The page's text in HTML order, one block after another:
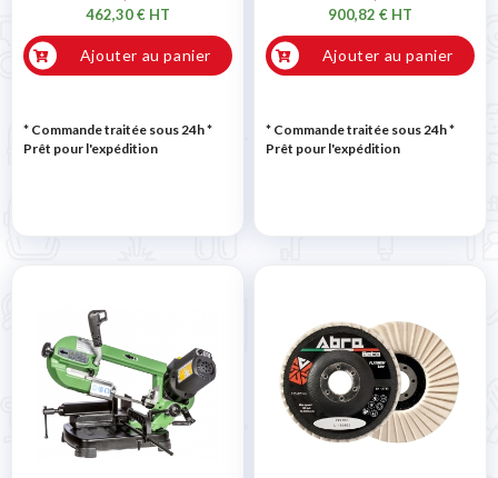
462,30 € HT
Ajouter au panier
* Commande traitée sous 24h*
Prêt pour l'expédition
900,82 € HT
Ajouter au panier
* Commande traitée sous 24h*
Prêt pour l'expédition